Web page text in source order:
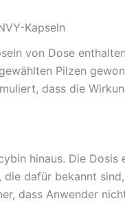
Kapseln
von Dose
Pilzen
dass die
hinaus. Die
dafür bekannt
dass Anwender